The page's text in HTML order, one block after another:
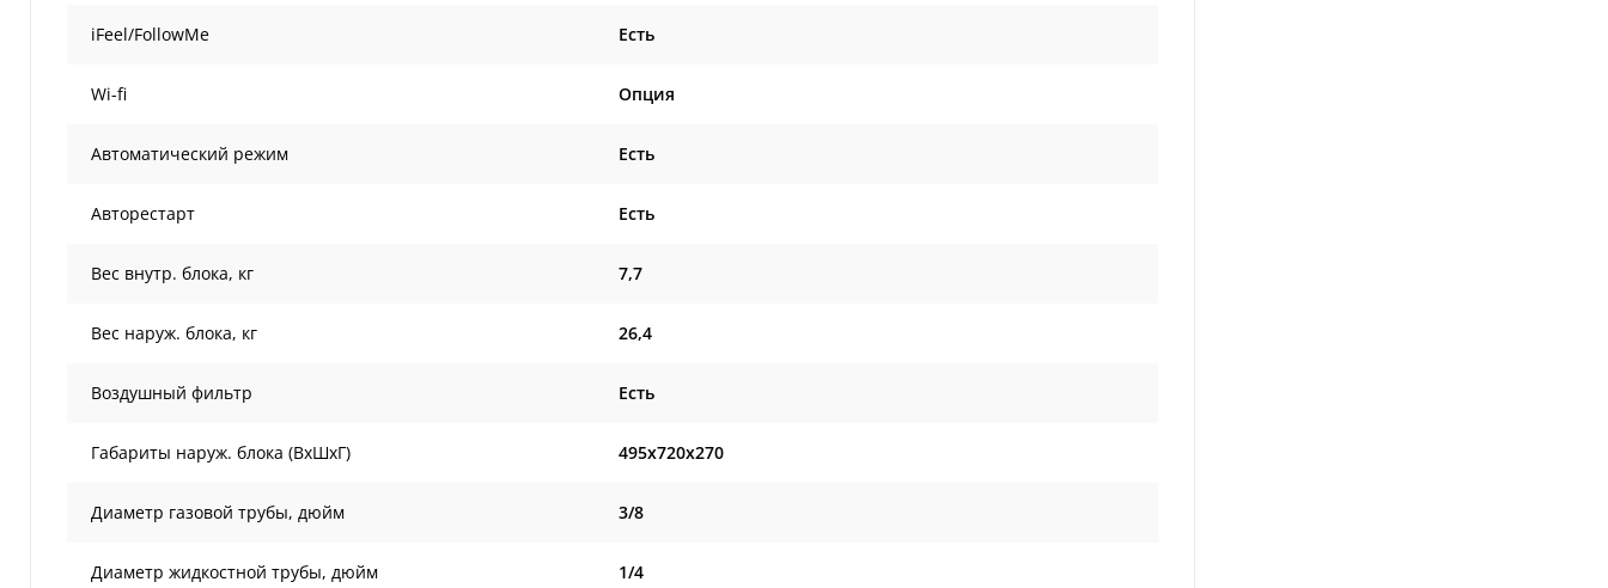
iFeel/FollowMe Есть
Wi-fi Опция
Автоматический режим Есть
Авторестарт Есть
Вес внутр. блока, кг 7,7
Вес наруж. блока, кг 26,4
Воздушный фильтр Есть
Габариты наруж. блока (ВxШxГ) 495x720x270
Диаметр газовой трубы, дюйм 3/8
Диаметр жидкостной трубы, дюйм 1/4